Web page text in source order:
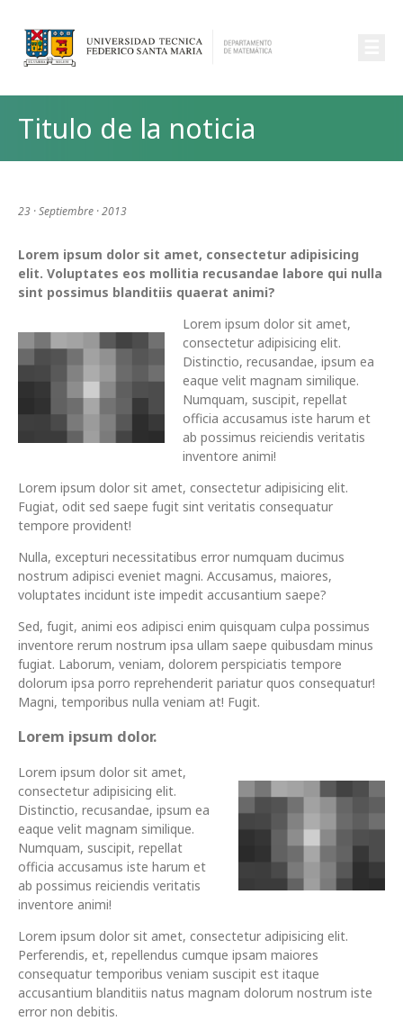
Titulo de la noticia
23 · Septiembre · 2013
Lorem ipsum dolor sit amet, consectetur adipisicing
elit. Voluptates eos mollitia recusandae labore qui nulla
sint possimus blanditiis quaerat animi?
Lorem ipsum dolor sit amet,
consectetur adipisicing elit.
Distinctio, recusandae, ipsum ea
eaque velit magnam similique.
Numquam, suscipit, repellat
officia accusamus iste harum et
ab possimus reiciendis veritatis
inventore animi!
Lorem ipsum dolor sit amet, consectetur adipisicing elit.
Fugiat, odit sed saepe fugit sint veritatis consequatur
tempore provident!
Nulla, excepturi necessitatibus error numquam ducimus
nostrum adipisci eveniet magni. Accusamus, maiores,
voluptates incidunt iste impedit accusantium saepe?
Sed, fugit, animi eos adipisci enim quisquam culpa possimus
inventore rerum nostrum ipsa ullam saepe quibusdam minus
fugiat. Laborum, veniam, dolorem perspiciatis tempore
dolorum ipsa porro reprehenderit pariatur quos consequatur!
Magni, temporibus nulla veniam at! Fugit.
Lorem ipsum dolor.
Lorem ipsum dolor sit amet,
consectetur adipisicing elit.
Distinctio, recusandae, ipsum ea
eaque velit magnam similique.
Numquam, suscipit, repellat
officia accusamus iste harum et
ab possimus reiciendis veritatis
inventore animi!
Lorem ipsum dolor sit amet, consectetur adipisicing elit.
Perferendis, et, repellendus cumque ipsam maiores
consequatur temporibus veniam suscipit est itaque
accusantium blanditiis natus magnam dolorum nostrum iste
error non debitis.